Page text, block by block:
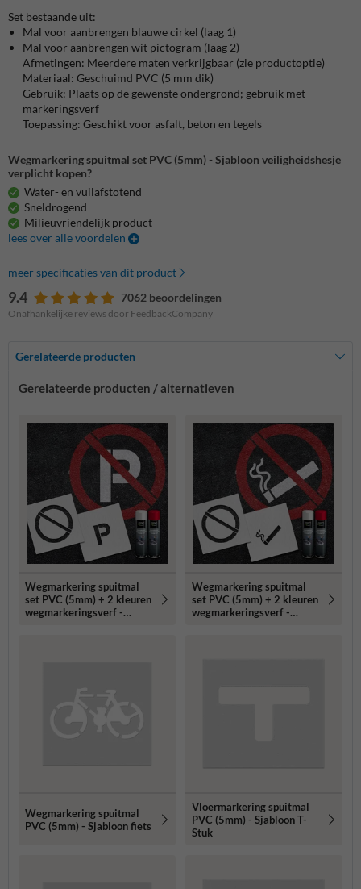
Set bestaande uit:
Mal voor aanbrengen blauwe cirkel (laag 1)
Mal voor aanbrengen wit pictogram (laag 2)
Afmetingen: Meerdere maten verkrijgbaar (zie productoptie)
Materiaal: Geschuimd PVC (5 mm dik)
Gebruik: Plaats op de gewenste ondergrond; gebruik met
markeringsverf
Toepassing: Geschikt voor asfalt, beton en tegels
Wegmarkering spuitmal set PVC (5mm) - Sjabloon veiligheidshesje
verplicht kopen?
Water- en vuilafstotend
Sneldrogend
Milieuvriendelijk product
lees over alle voordelen
meer specificaties van dit product
9.4 7062 beoordelingen
Onafhankelijke reviews door FeedbackCompany
Gerelateerde producten
Gerelateerde producten / alternatieven
Wegmarkering spuitmal
set PVC (5mm) + 2 kleuren
wegmarkeringsverf -
Wegmarkering spuitmal
set PVC (5mm) + 2 kleuren
wegmarkeringsverf -
Wegmarkering spuitmal
PVC (5mm) - Sjabloon fiets
Vloermarkering spuitmal
PVC (5mm) - Sjabloon T-
Stuk